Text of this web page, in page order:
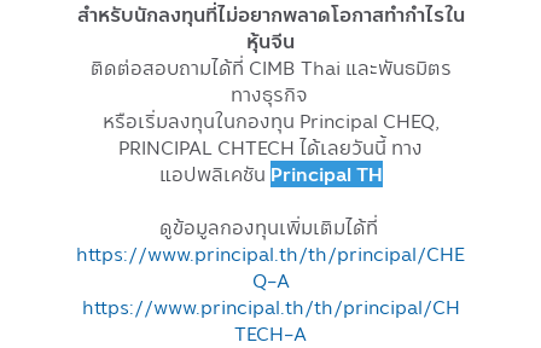
สำหรับนักลงทุนที่ไม่อยากพลาดโอกาสทำกำไรใน
หุ้นจีน
ติดต่อสอบถามได้ที่ CIMB Thai และพันธมิตร
ทางธุรกิจ
หรือเริ่มลงทุนในกองทุน Principal CHEQ,
PRINCIPAL CHTECH ได้เลยวันนี้ ทาง
แอปพลิเคชัน Principal TH
ดูข้อมูลกองทุนเพิ่มเติมได้ที่
https://www.principal.th/th/principal/CHE
Q-A
https://www.principal.th/th/principal/CH
TECH-A